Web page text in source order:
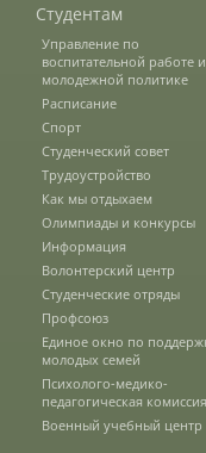
День открытых
Иностранным
Конкурсные
Студентам
Управление по
и молодежной
Студентам
Управление по
воспитательной работе и
молодежной политике
Расписание
Спорт
Студенческий совет
Трудоустройство
Как мы отдыхаем
Олимпиады и конкурсы
Информация
Волонтерский центр
Студенческие отряды
Профсоюз
Единое окно по
молодых семей
Психолого-медико-
педагогическая комиссия
Военный учебный центр